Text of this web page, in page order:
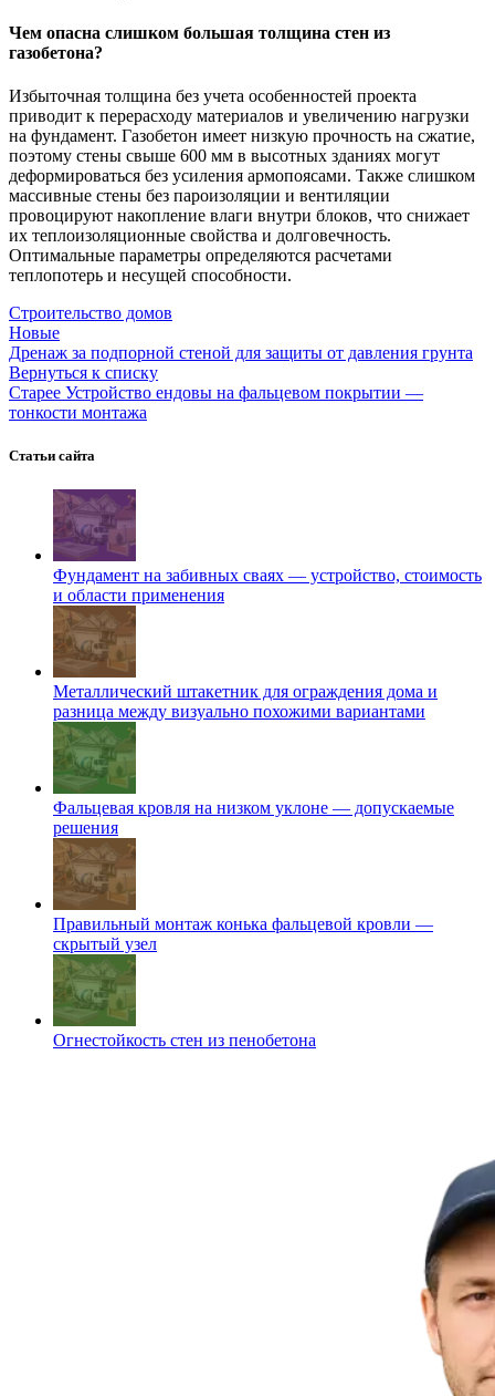
Чем опасна слишком большая толщина стен из
газобетона?
Избыточная толщина без учета особенностей проекта
приводит к перерасходу материалов и увеличению нагрузки
на фундамент. Газобетон имеет низкую прочность на сжатие,
поэтому стены свыше 600 мм в высотных зданиях могут
деформироваться без усиления армопоясами. Также слишком
массивные стены без пароизоляции и вентиляции
провоцируют накопление влаги внутри блоков, что снижает
их теплоизоляционные свойства и долговечность.
Оптимальные параметры определяются расчетами
теплопотерь и несущей способности.
Строительство домов
Новые
Дренаж за подпорной стеной для защиты от давления грунта
Вернуться к списку
Старее Устройство ендовы на фальцевом покрытии —
тонкости монтажа
Статьи сайта
Фундамент на забивных сваях — устройство, стоимость
и области применения
Металлический штакетник для ограждения дома и
разница между визуально похожими вариантами
Фальцевая кровля на низком уклоне — допускаемые
решения
Правильный монтаж конька фальцевой кровли —
скрытый узел
Огнестойкость стен из пенобетона